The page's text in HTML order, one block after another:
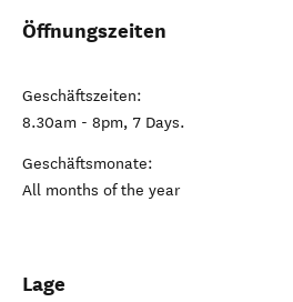
Öffnungszeiten
Geschäftszeiten:
8.30am - 8pm, 7 Days.
Geschäftsmonate:
All months of the year
Lage